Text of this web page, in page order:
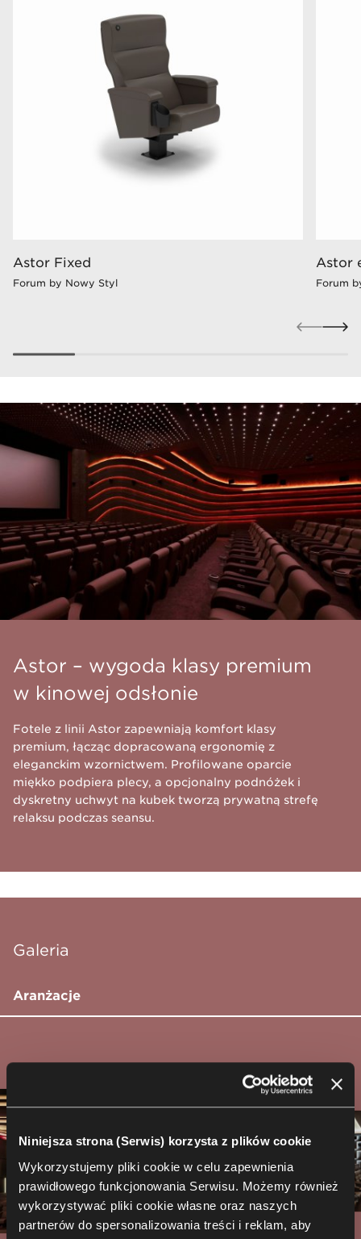
Niniejsza strona (Serwis) korzysta z plików cookie
Wykorzystujemy pliki cookie w celu zapewnienia
prawidłowego funkcjonowania Serwisu. Możemy również
wykorzystywać pliki cookie własne oraz naszych
partnerów do spersonalizowania treści i reklam, aby
Astor Fixed
Forum by Nowy Styl
Astor
Forum
Astor – wygoda klasy premium
w kinowej odsłonie
Fotele z linii Astor zapewniają komfort klasy
premium, łącząc dopracowaną ergonomię z
eleganckim wzornictwem. Profilowane oparcie
miękko podpiera plecy, a opcjonalny podnóżek i
dyskretny uchwyt na kubek tworzą prywatną strefę
relaksu podczas seansu.
Galeria
Aranżacje